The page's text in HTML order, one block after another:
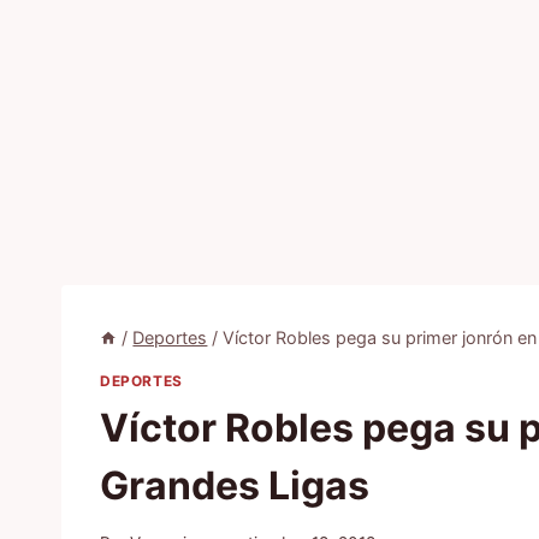
/ Deportes / Víctor Robles pega su primer jonrón
DEPORTES
Víctor Robles pega su
Grandes Ligas